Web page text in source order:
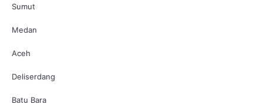
Sumut
Medan
Aceh
Deliserdang
Batu Bara